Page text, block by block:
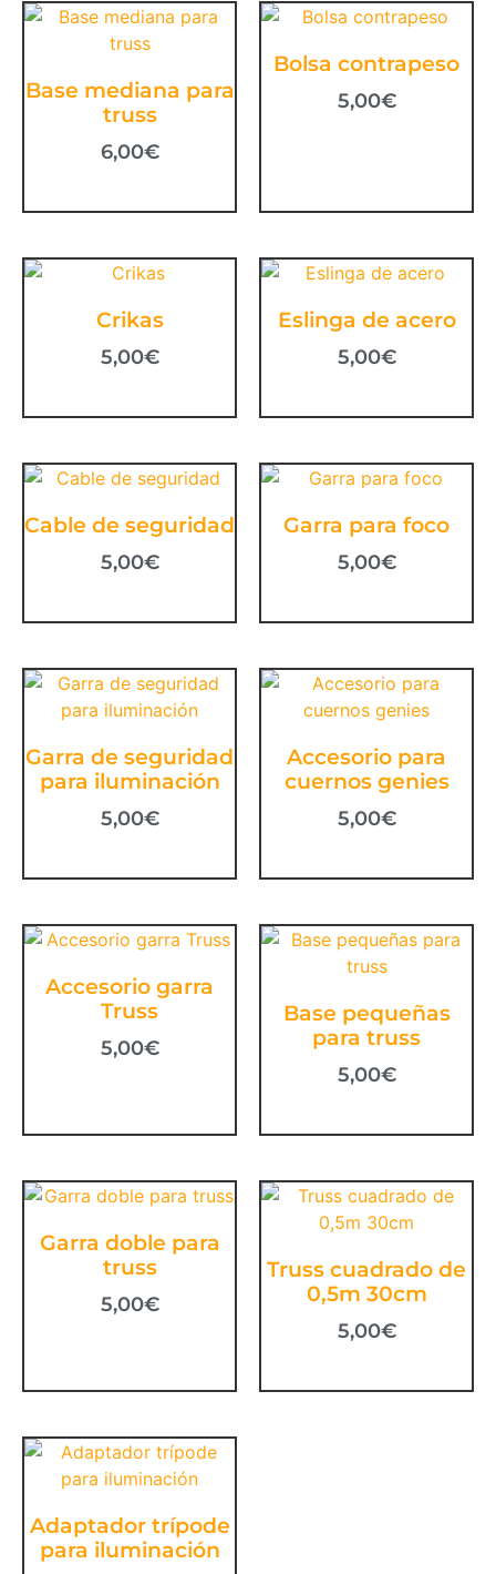
Base mediana para
truss
6,00€
Bolsa contrapeso
5,00€
Crikas
5,00€
Eslinga de acero
5,00€
Cable de seguridad
5,00€
Garra para foco
5,00€
Garra de seguridad
para iluminación
5,00€
Accesorio para
cuernos genies
5,00€
Accesorio garra
Truss
5,00€
Base pequeñas
para truss
5,00€
Garra doble para
truss
5,00€
Truss cuadrado de
0,5m 30cm
5,00€
Adaptador trípode
para iluminación